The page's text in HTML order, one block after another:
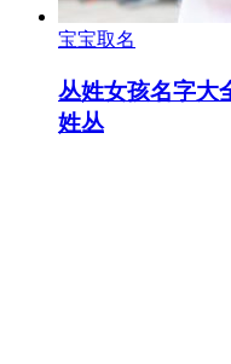
宝宝取名
丛姓女孩名字大
姓丛